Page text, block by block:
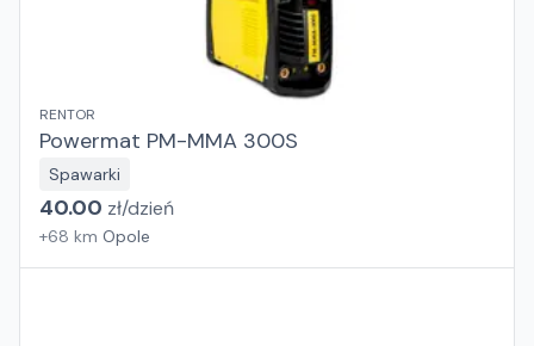
RENTOR
Powermat PM-MMA 300S
Spawarki
40.00 zł/dzień
+68 km Opole